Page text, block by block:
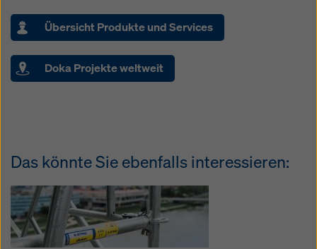
Übersicht Produkte und Services
Doka Projekte weltweit
Das könnte Sie ebenfalls interessieren: